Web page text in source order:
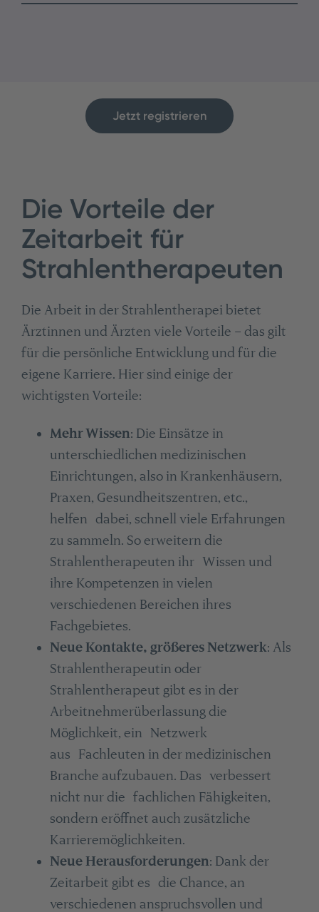
Jetzt registrieren
Die Vorteile der
Zeitarbeit für
Strahlentherapeuten
Die Arbeit in der Strahlentherapei bietet
Ärztinnen und Ärzten viele Vorteile – das gilt
für die persönliche Entwicklung und für die
eigene Karriere. Hier sind einige der
wichtigsten Vorteile:
Mehr Wissen: Die Einsätze in
unterschiedlichen medizinischen
Einrichtungen, also in Krankenhäusern,
Praxen, Gesundheitszentren, etc.,
helfen dabei, schnell viele Erfahrungen
zu sammeln. So erweitern die
Strahlentherapeuten ihr Wissen und
ihre Kompetenzen in vielen
verschiedenen Bereichen ihres
Fachgebietes.
Neue Kontakte, größeres Netzwerk: Als
Strahlentherapeutin oder
Strahlentherapeut gibt es in der
Arbeitnehmerüberlassung die
Möglichkeit, ein Netzwerk
aus Fachleuten in der medizinischen
Branche aufzubauen. Das verbessert
nicht nur die fachlichen Fähigkeiten,
sondern eröffnet auch zusätzliche
Karrieremöglichkeiten.
Neue Herausforderungen: Dank der
Zeitarbeit gibt es die Chance, an
verschiedenen anspruchsvollen und